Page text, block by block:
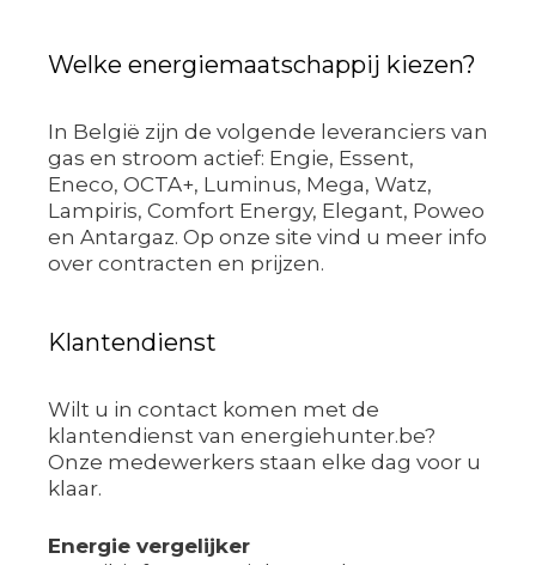
Welke energiemaatschappij kiezen?
In België zijn de volgende leveranciers van
gas en stroom actief: Engie, Essent,
Eneco, OCTA+, Luminus, Mega, Watz,
Lampiris, Comfort Energy, Elegant, Poweo
en Antargaz. Op onze site vind u meer info
over contracten en prijzen.
Klantendienst
Wilt u in contact komen met de
klantendienst van energiehunter.be?
Onze medewerkers staan elke dag voor u
klaar.
Energie vergelijker